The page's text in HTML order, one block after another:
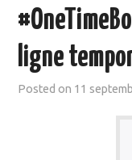
ligne
Posted on 11